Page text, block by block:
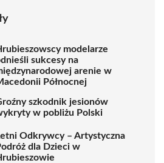
modelarze
sukcesy na
arenie w
Północnej
szkodnik jesionów
w pobliżu Polski
Odkrywcy – Artystyczna
dla Dzieci w